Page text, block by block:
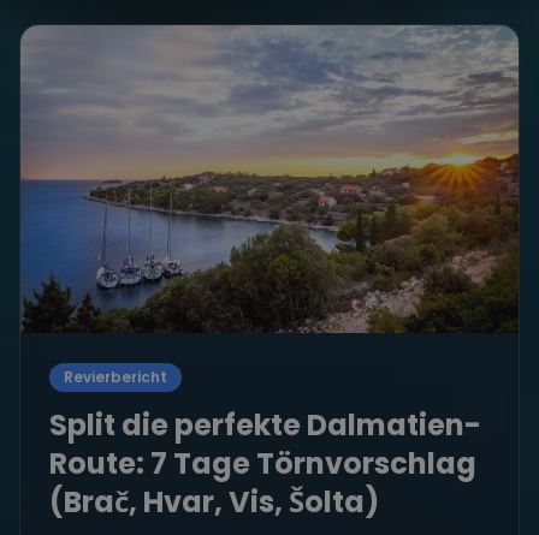
Revierbericht
Split die perfekte Dalmatien-
Route: 7 Tage Törnvorschlag
(Brač, Hvar, Vis, Šolta)